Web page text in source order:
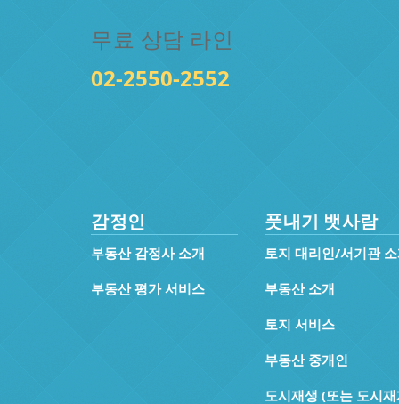
무료 상담 라인
02-2550-2552
감정인
부동산 감정사 소개
부동산 평가 서비스
풋내기 뱃사람
토지 대리인/서기관
부동산 소개
토지 서비스
부동산 중개인
도시재생 (또는 도시